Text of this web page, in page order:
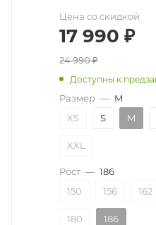
Цена со скидкой
17 990 ₽
24 990₽
Доступны к
Размер — M
XS
S M
XXL
Рост — 186
150
156 162
180 186